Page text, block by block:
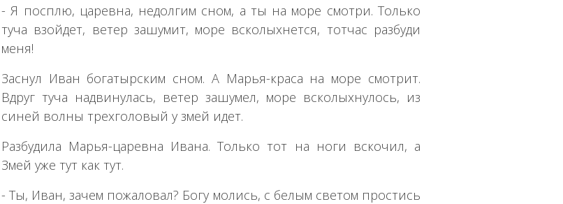
- Я посплю, царевна, недолгим сном, а ты на море смотри. Только
туча взойдет, ветер зашумит, море всколыхнется, тотчас разбуди
меня!
Заснул Иван богатырским сном. А Марья-краса на море смотрит.
Вдруг туча надвинулась, ветер зашумел, море всколыхнулось, из
синей волны трехголовый у змей идет.
Разбудила Марья-царевна Ивана. Только тот на ноги вскочил, а
Змей уже тут как тут.
- Ты, Иван, зачем пожаловал? Богу молись, с белым светом простись